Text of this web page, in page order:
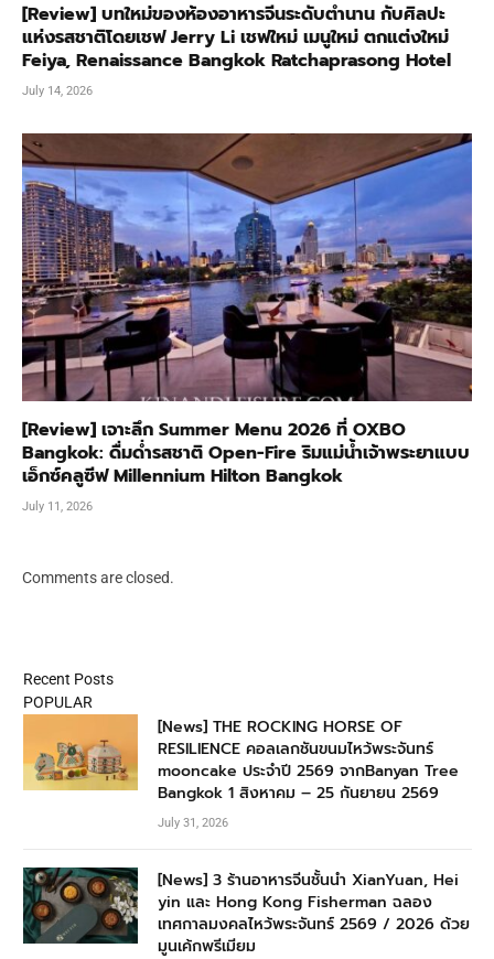
[Review] บทใหม่ของห้องอาหารจีนระดับตำนาน กับศิลปะ
แห่งรสชาติโดยเชฟ Jerry Li เชฟใหม่ เมนูใหม่ ตกแต่งใหม่
Feiya, Renaissance Bangkok Ratchaprasong Hotel
July 14, 2026
[Review] เจาะลึก Summer Menu 2026 ที่ OXBO
Bangkok: ดื่มด่ำรสชาติ Open-Fire ริมแม่น้ำเจ้าพระยาแบบ
เอ็กซ์คลูซีฟ Millennium Hilton Bangkok
July 11, 2026
Comments are closed.
Recent Posts
POPULAR
[News] THE ROCKING HORSE OF
RESILIENCE คอลเลกชันขนมไหว้พระจันทร์
mooncake ประจำปี 2569 จากBanyan Tree
Bangkok 1 สิงหาคม – 25 กันยายน 2569
July 31, 2026
[News] 3 ร้านอาหารจีนชั้นนำ XianYuan, Hei
yin และ Hong Kong Fisherman ฉลอง
เทศกาลมงคลไหว้พระจันทร์ 2569 / 2026 ด้วย
มูนเค้กพรีเมียม